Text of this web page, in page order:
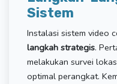
Sistem
Instalasi sistem video
langkah strategis.
melakukan survei
optimal perangkat.